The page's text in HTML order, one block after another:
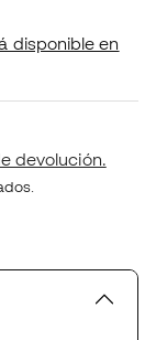
disponible en
devolución.